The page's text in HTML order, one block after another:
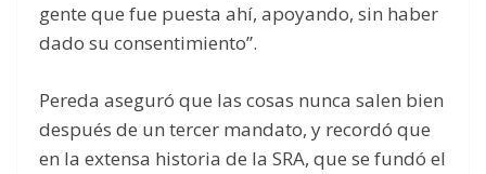
gente que fue puesta ahí, apoyando, sin haber
dado su consentimiento”.
Pereda aseguró que las cosas nunca salen bien
después de un tercer mandato, y recordó que
en la extensa historia de la SRA, que se fundó el